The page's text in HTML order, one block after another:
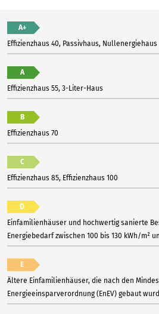
A+
Effizienzhaus 40, Passivhaus, Nullenergiehaus
A
Effizienzhaus 55, 3-Liter-Haus
B
Effizienzhaus 70
C
Effizienzhaus 85, Effizienzhaus 100
D
Einfamilienhäuser und hochwertig sanierte
Energiebedarf zwischen 100 bis 130 kWh/m²
E
Ältere Einfamilienhäuser, die nach den
Energieeinsparverordnung (EnEV) gebaut